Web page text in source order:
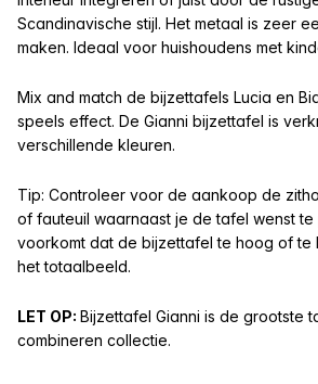
Scandinavische stijl. Het metaal is zeer
maken. Ideaal voor huishoudens met
Mix and match de bijzettafels Lucia en
speels effect. De Gianni bijzettafel is
verschillende kleuren.
Tip: Controleer voor de aankoop de
of fauteuil waarnaast je de tafel wenst te
voorkomt dat de bijzettafel te hoog of te
het totaalbeeld.
LET OP: Bijzettafel Gianni is de grootste
combineren collectie.